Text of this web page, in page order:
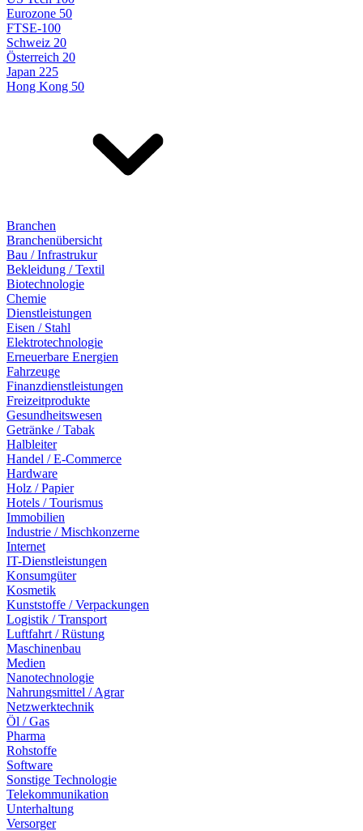
Eurozone 50
FTSE-100
Schweiz 20
Österreich 20
Japan 225
Hong Kong 50
Branchen
Branchenübersicht
Bau / Infrastrukur
Bekleidung / Textil
Biotechnologie
Chemie
Dienstleistungen
Eisen / Stahl
Elektrotechnologie
Erneuerbare Energien
Fahrzeuge
Finanzdienstleistungen
Freizeitprodukte
Gesundheitswesen
Getränke / Tabak
Halbleiter
Handel / E-Commerce
Hardware
Holz / Papier
Hotels / Tourismus
Immobilien
Industrie / Mischkonzerne
Internet
IT-Dienstleistungen
Konsumgüter
Kosmetik
Kunststoffe / Verpackungen
Logistik / Transport
Luftfahrt / Rüstung
Maschinenbau
Medien
Nanotechnologie
Nahrungsmittel / Agrar
Netzwerktechnik
Öl / Gas
Pharma
Rohstoffe
Software
Sonstige Technologie
Telekommunikation
Unterhaltung
Versorger